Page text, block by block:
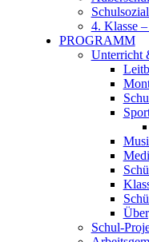
4. Klasse
PROGRAMM
Unterricht
Schul-